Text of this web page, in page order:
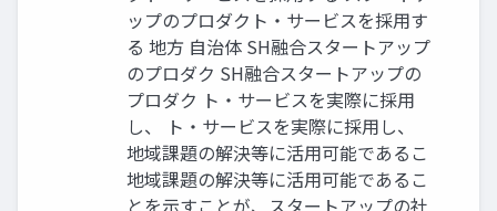
ップのプロダクト・サービスを採用す
る 地方 自治体 SH融合スタートアップ
のプロダク SH融合スタートアップの
プロダク ト・サービスを実際に採用
し、 ト・サービスを実際に採用し、
地域課題の解決等に活用可能であるこ
地域課題の解決等に活用可能であるこ
とを示すことが、スタートアップの社